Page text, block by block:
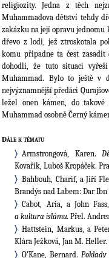
religiozity. Jedna z těch
Muhammadova dětství tehdy
zakázku na její opravu
dřevo z lodi, jež ztroskotala
komu připadne ta čest zasadit
dohodli, že tuto situaci
Muhammad. Bylo to ještě v
nejvýznamnější předáci
ležel onen kámen, do
Muhammad osobně Černý
Dále k tématu
Armstrongová, Karen.
Kovařík, Luboš Kropáček.
Bahbouh, Charif, a Jiří
Brandýs nad Labem: Dar Ibn
Cabot, Aria, a John
a kultura islámu. Přel.
Hattstein, Markus, a
Klára Ježková, Jan M.
O’Kane, Bernard.